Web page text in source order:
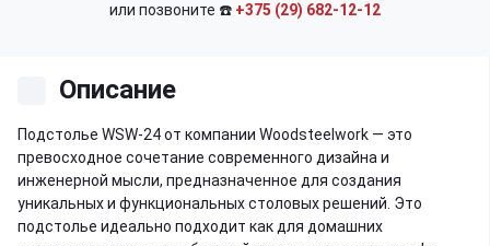
или позвоните ☎️ +375 (29) 682-12-12
Описание
Подстолье WSW-24 от компании Woodsteelwork — это
превосходное сочетание современного дизайна и
инженерной мысли, предназначенное для создания
уникальных и функциональных столовых решений. Это
подстолье идеально подходит как для домашних